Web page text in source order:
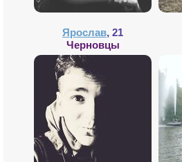
Ярослав, 21
Черновцы